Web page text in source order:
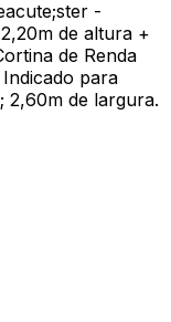
-
de altura +
de Renda
para
2,60m de largura.